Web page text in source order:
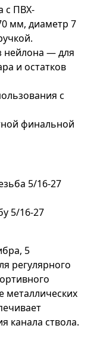
с ПВХ-
мм, диаметр 7
нейлона — для
и остатков
с
финальной
5/16-27
5/16-27
5
регулярного
металлических
канала ствола.